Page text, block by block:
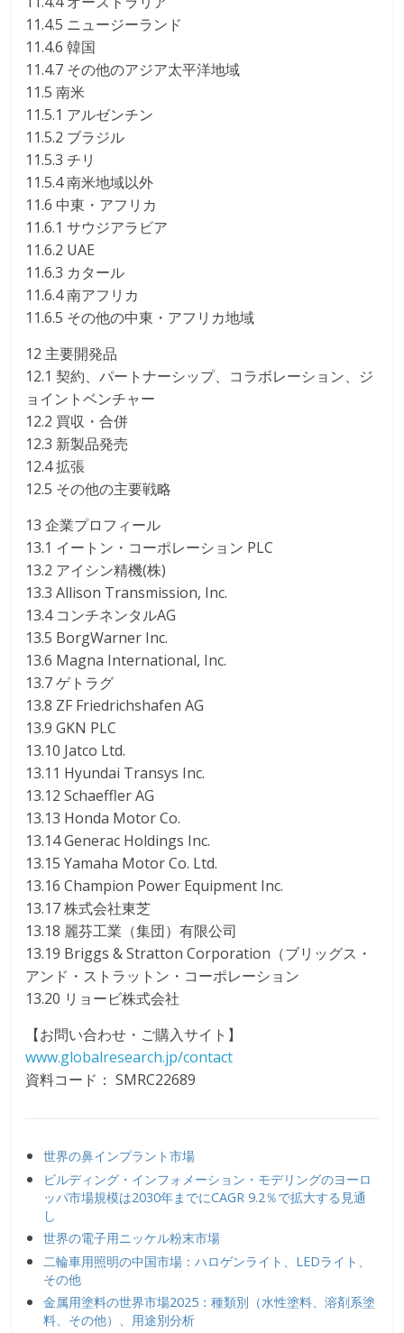
11.4.5 ニュージーランド
11.4.6 韓国
11.4.7 その他のアジア太平洋地域
11.5 南米
11.5.1 アルゼンチン
11.5.2 ブラジル
11.5.3 チリ
11.5.4 南米地域以外
11.6 中東・アフリカ
11.6.1 サウジアラビア
11.6.2 UAE
11.6.3 カタール
11.6.4 南アフリカ
11.6.5 その他の中東・アフリカ地域
12 主要開発品
12.1 契約、パートナーシップ、コラボレーション、ジ
ョイントベンチャー
12.2 買収・合併
12.3 新製品発売
12.4 拡張
12.5 その他の主要戦略
13 企業プロフィール
13.1 イートン・コーポレーション PLC
13.2 アイシン精機(株)
13.3 Allison Transmission, Inc.
13.4 コンチネンタルAG
13.5 BorgWarner Inc.
13.6 Magna International, Inc.
13.7 ゲトラグ
13.8 ZF Friedrichshafen AG
13.9 GKN PLC
13.10 Jatco Ltd.
13.11 Hyundai Transys Inc.
13.12 Schaeffler AG
13.13 Honda Motor Co.
13.14 Generac Holdings Inc.
13.15 Yamaha Motor Co. Ltd.
13.16 Champion Power Equipment Inc.
13.17 株式会社東芝
13.18 麗芬工業（集団）有限公司
13.19 Briggs & Stratton Corporation（ブリッグス・
アンド・ストラットン・コーポレーション
13.20 リョービ株式会社
【お問い合わせ・ご購入サイト】
www.globalresearch.jp/contact
資料コード： SMRC22689
世界の鼻インプラント市場
ビルディング・インフォメーション・モデリングのヨーロ
ッパ市場規模は2030年までにCAGR 9.2％で拡大する見通
し
世界の電子用ニッケル粉末市場
二輪車用照明の中国市場：ハロゲンライト、LEDライト、
その他
金属用塗料の世界市場2025：種類別（水性塗料、溶剤系塗
料、その他）、用途別分析